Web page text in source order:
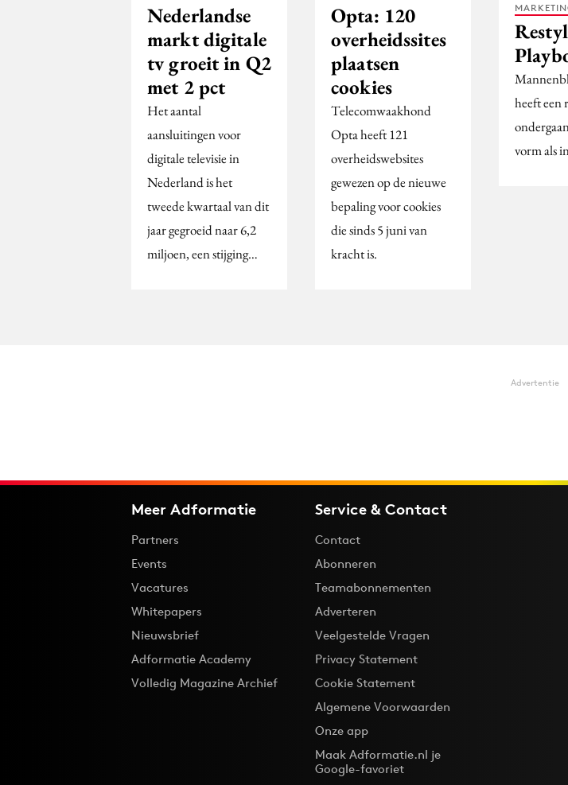
Nederlandse
markt digitale
tv groeit in Q2
met 2 pct
Het aantal
aansluitingen voor
digitale televisie in
Nederland is het
tweede kwartaal van dit
jaar gegroeid naar 6,2
miljoen, een stijging…
Opta: 120
overheidssites
plaatsen
cookies
Telecomwaakhond
Opta heeft 121
overheidswebsites
gewezen op de nieuwe
bepaling voor cookies
die sinds 5 juni van
kracht is.
heeft een
vorm als
Advertentie
Meer Adformatie
Partners
Events
Vacatures
Whitepapers
Nieuwsbrief
Adformatie Academy
Volledig Magazine Archief
Service & Contact
Contact
Abonneren
Teamabonnementen
Adverteren
Veelgestelde Vragen
Privacy Statement
Cookie Statement
Algemene Voorwaarden
Onze app
Maak Adformatie.nl je
Google-favoriet